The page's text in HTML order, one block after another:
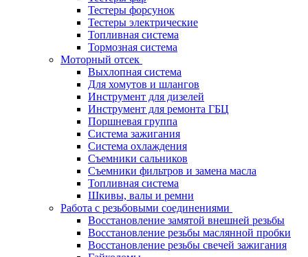
Тестеры форсунок
Тестеры электрические
Топливная система
Тормозная система
Моторный отсек
Выхлопная система
Для хомутов и шлангов
Инструмент для дизелей
Инструмент для ремонта ГБЦ
Поршневая группа
Система зажигания
Система охлаждения
Съемники сальников
Съемники фильтров и замена масла
Топливная система
Шкивы, валы и ремни
Работа с резьбовыми соединениями
Восстановление замятой внешней резьбы
Восстановление резьбы маслянной пробки
Восстановление резьбы свечей зажигания